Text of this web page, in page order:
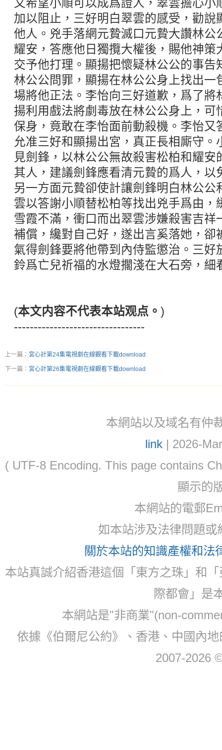
又希望小順可以成爲證人，翠雲擔心
加以阻止，三好明白翠雲的感受，勸說
他人。兇手落網元贄滅口元贄大讚林公
耀安，答應他日獨攬大權後，賜他神策
交予他打理。顯揚把懷疑林公公的事告
林公公問罪，顯揚在林公公身上找出一
場將他正法。李怡向三好道歉，爲了將
揚利用戲法將劇毒放在林公公身上，可
保身，竟敢在李怡面前動殺機。李怡又
允准三好和顯揚出宮，真正長相廝守。
見劍鋒，以林公公無故殺害松柏和耀
其人，建議劍鋒應看清元贄的爲人，以
另一方面元贄卻使計讓劍鋒明白林公公
雲以答謝小順替松柏等找出兇手爲由，
雪霞不滿，衝口而出翠雲涉嫌殺害吉祥
補償，纔對自己好，遂出言奚落她，卻
氣得劍鋒要將他帶到內侍監懲治。三好
鈴爲亡兒祈福的水燈擱淺在大石旁，
(本文内容不代表本站观点。 )
---------------------------------
上一篇： 宮心計第24集電視劇在線觀看下載download
下一篇： 宮心計第26集電視劇在線觀看下載download
本網站以及域名有仲
link| 2026-
( UTF-8 Encoding. This page contains
顯示的
本網站的電郵
如本站涉及法律問題
關於本站的知識產權和法
本站真誠介紹香港這個「東方之珠」和
際都會」是
本網站是"非商業"(non-
依據《伯爾尼公約》、香港、中國內
2007-2026